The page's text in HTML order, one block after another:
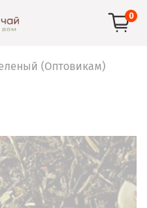
0
(Оптовикам)